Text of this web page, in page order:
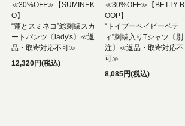
≪30%OFF≫【SUMINEK
O】
“蓮とスミネコ”総刺繍スカ
ートパンツ〔lady's〕≪返
品・取寄対応不可≫
12,320円(税込)
≪30%OFF≫【BETTY B
OOP】
“トイプーベイビーベテ
ィ”刺繍入りTシャツ〔別
注〕≪返品・取寄対応不
可≫
8,085円(税込)